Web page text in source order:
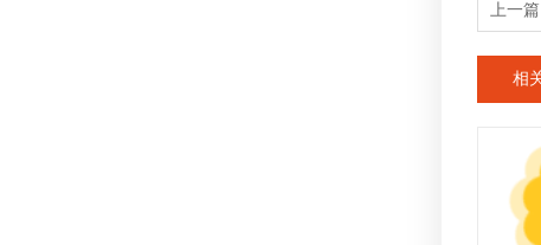
上一篇
相